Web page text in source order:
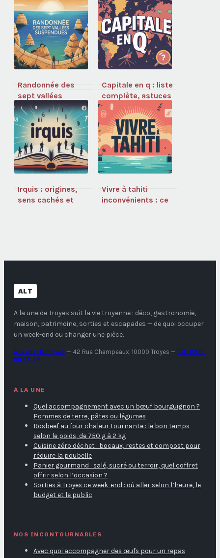
Randonnée des
sept vallées
suspendues au
portugal : guide
complet pour en
profiter
Capitale en q : liste
complète, astuces
pour retenir et quiz
ludique
Irquis : origines,
sens cachés et
Vivre à tahiti
inconvénients : ce
ALT
A la une de Troyes suit la vie troyenne : déco, gastronomie,
maison, patrimoine, sorties et escapades — de quoi occuper
un week-end ou changer une pièce.
A la une de Troyes — 42 Rue Champeaux, 10000 Troyes — Tél : 03 51
59 45 46
À LA UNE
Quel accompagnement avec un bœuf bourguignon ?
Pommes de terre, pâtes ou légumes
Rosbeef au four chaleur tournante : le bon temps
selon le poids, de 750 g à 2 kg
Cuisine zéro déchet : bocaux, restes et compost pour
réduire la poubelle
Panier gourmand : salé, sucré ou terroir, quel coffret
offrir selon l’occasion ?
Sorties à Troyes ce week-end : où aller selon l’heure, le
budget et le public
NOS INCONTOURNABLES
Avec quoi accompagner des œufs pour un repas